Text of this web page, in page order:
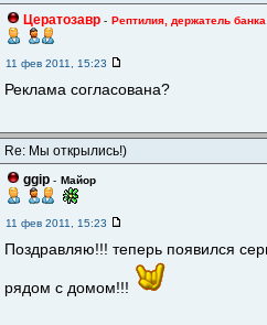
Цератозавр - Рептилия, держатель банка
11 фев 2011, 15:23
Реклама согласована?
Re: Мы открылись!)
ggip - Майор
11 фев 2011, 15:23
Поздравляю!!! теперь появился
рядом с домом!!!